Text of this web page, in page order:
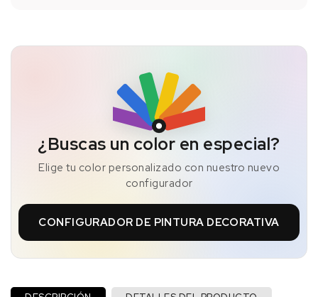
¿Buscas un color en especial?
Elige tu color personalizado con nuestro nuevo
configurador
CONFIGURADOR DE PINTURA DECORATIVA